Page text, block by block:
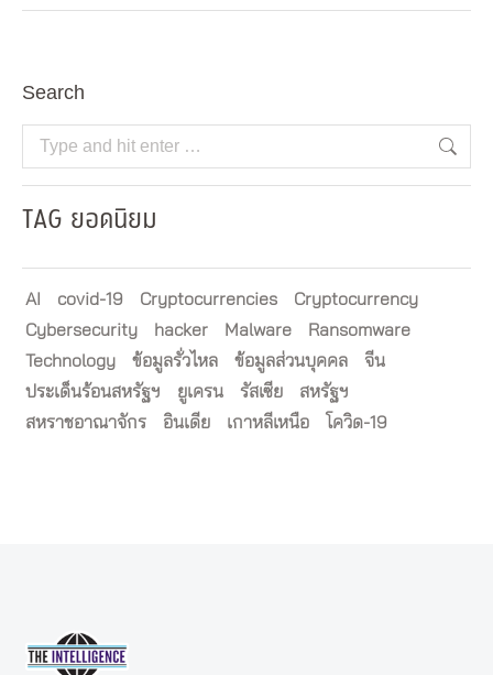
Search
Search:
TAG ยอดนิยม
AI covid-19 Cryptocurrencies
Cryptocurrency
Cybersecurity
hacker Malware
Ransomware
Technology
ข้อมูลรั่วไหล ข้อมูลส่วนบุคคล
จีน
ประเด็นร้อนสหรัฐฯ
ยูเครน รัสเซีย
สหรัฐฯ
สหราชอาณาจักร
อินเดีย เกาหลีเหนือ โควิด-19